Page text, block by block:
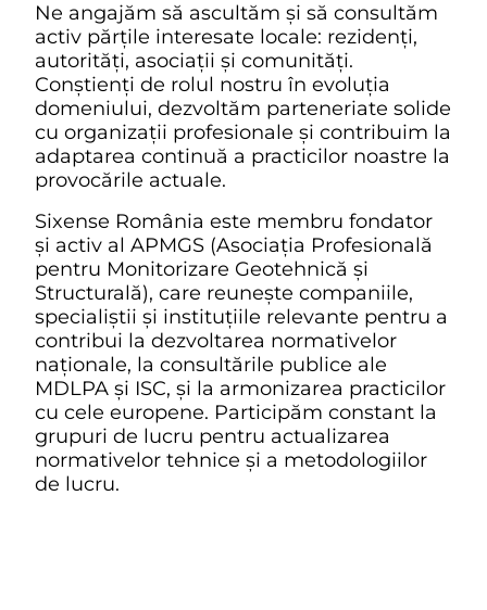
Ne angajăm să ascultăm și să consultăm
activ părțile interesate locale: rezidenți,
autorități, asociații și comunități.
Conștienți de rolul nostru în evoluția
domeniului, dezvoltăm parteneriate solide
cu organizații profesionale și contribuim la
adaptarea continuă a practicilor noastre la
provocările actuale.
Sixense România este membru fondator
și activ al APMGS (Asociația Profesională
pentru Monitorizare Geotehnică și
Structurală), care reunește companiile,
specialiștii și instituțiile relevante pentru a
contribui la dezvoltarea normativelor
naționale, la consultările publice ale
MDLPA și ISC, și la armonizarea practicilor
cu cele europene. Participăm constant la
grupuri de lucru pentru actualizarea
normativelor tehnice și a metodologiilor
de lucru.